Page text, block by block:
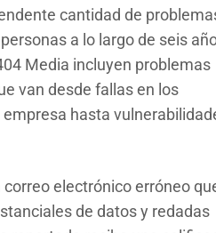
cantidad de
a lo largo de seis
Media incluyen problemas
van desde fallas en los
hasta
electrónico erróneo
de datos y redadas